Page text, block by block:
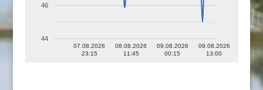
07.08.2026
23:15
08.08.2026
11:45
09.08.2026
00:15
09.08.2026
13:00
44
46